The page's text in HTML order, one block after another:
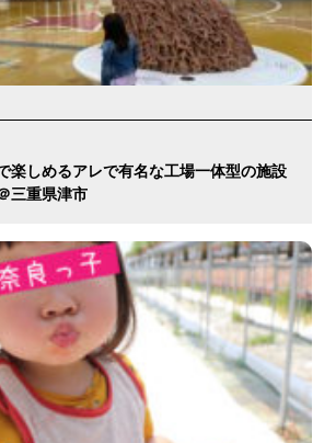
楽しめるアレで有名な工場一体型の施設
三重県津市